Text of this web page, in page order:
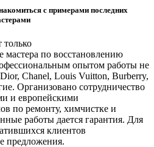
с примерами последних
только
по восстановлению
опытом работы не
Chanel, Louis Vuitton, Burberry,
Организовано сотрудничество
и европейскими
по ремонту, химчистке и
работы дается гарантия. Для
клиентов
предложения.